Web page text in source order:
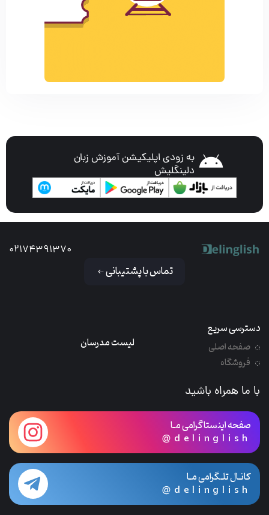
به زودی اپلیکیشن آموزش زبان
دلینگلیش
02174391370
تماس با پشتیبانی
دسترسی سریع
صفحه اصلی
فروشگاه
لیست مدرسان
با ما همراه باشید
صفحه اینستاگرامی مـا
@delinglish
کانـال تلـگرامی مـا
@delinglish